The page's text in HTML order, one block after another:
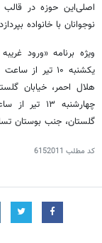
اصلی‌این حوزه در
نوجوانان با خانواده
ویژه برنامه «ورود
هلال احمر، خیابان
گلستان، جنب بوستان
کد مطلب 6152011